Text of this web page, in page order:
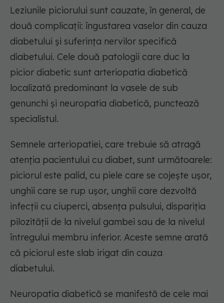
Leziunile piciorului sunt cauzate, în general, de
două complicații: îngustarea vaselor din cauza
diabetului și suferința nervilor specifică
diabetului. Cele două patologii care duc la
picior diabetic sunt arteriopatia diabetică
localizată predominant la vasele de sub
genunchi și neuropatia diabetică, punctează
specialistul.
Semnele arteriopatiei, care trebuie să atragă
atenția pacientului cu diabet, sunt următoarele:
piciorul este palid, cu piele care se cojește ușor,
unghii care se rup ușor, unghii care dezvoltă
infecții cu ciuperci, absența pulsului, dispariția
pilozității de la nivelul gambei sau de la nivelul
întregului membru inferior. Aceste semne arată
că piciorul este slab irigat din cauza
diabetului.
Neuropatia diabetică se manifestă de cele mai